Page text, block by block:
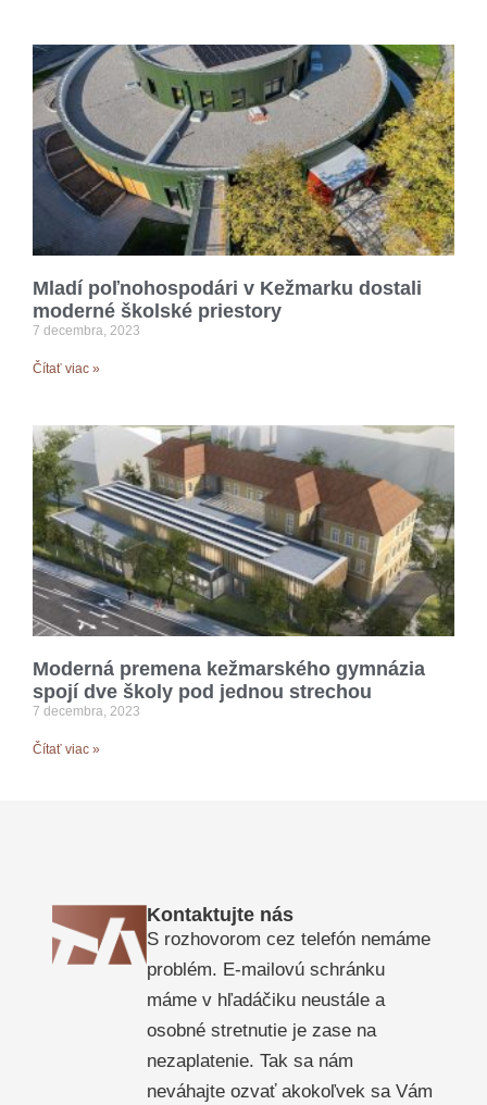
Mladí poľnohospodári v Kežmarku dostali
moderné školské priestory
7 decembra, 2023
Čítať viac »
Moderná premena kežmarského gymnázia
spojí dve školy pod jednou strechou
7 decembra, 2023
Čítať viac »
Kontaktujte nás
S rozhovorom cez telefón nemáme
problém. E-mailovú schránku
máme v hľadáčiku neustále a
osobné stretnutie je zase na
nezaplatenie. Tak sa nám
neváhajte ozvať akokoľvek sa Vám